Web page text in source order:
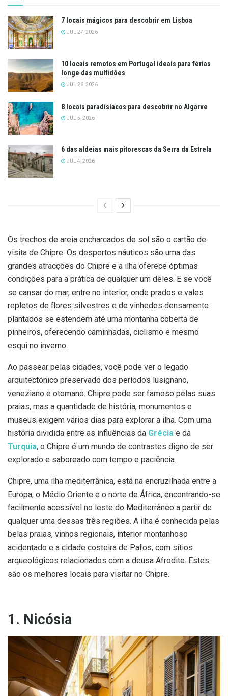
7 locais mágicos para descobrir em Lisboa
JUL 27, 2026
10 locais remotos em Portugal ideais para férias
longe das multidões
JUL 26, 2026
8 locais paradisíacos para descobrir no Algarve
JUL 5, 2026
6 das aldeias mais pitorescas da Serra da Estrela
JUL 4, 2026
Os trechos de areia encharcados de sol são o cartão de
visita de Chipre. Os desportos náuticos são uma das
grandes atracções do Chipre e a ilha oferece óptimas
condições para a prática de qualquer um deles. E se você
se cansar do mar, entre no interior, onde prados e vales
repletos de flores silvestres e de vinhedos densamente
plantados se estendem até uma montanha coberta de
pinheiros, oferecendo caminhadas, ciclismo e mesmo
esqui no inverno.
Ao passear pelas cidades, você pode ver o legado
arquitectónico preservado dos períodos lusignano,
veneziano e otomano. Chipre pode ser famoso pelas suas
praias, mas a quantidade de história, monumentos e
museus exigem vários dias para explorar a ilha. Com uma
história dividida entre as influências da Grécia e da
Turquia, o Chipre é um mundo de contrastes digno de ser
explorado e saboreado com tempo e paciência.
Chipre, uma ilha mediterrânica, está na encruzilhada entre a
Europa, o Médio Oriente e o norte de África, encontrando-se
facilmente acessível no leste do Mediterrâneo a partir de
qualquer uma dessas três regiões. A ilha é conhecida pelas
belas praias, vinhos regionais, interior montanhoso
acidentado e a cidade costeira de Pafos, com sítios
arqueológicos relacionados com a deusa Afrodite. Estes
são os melhores locais para visitar no Chipre.
1. Nicósia